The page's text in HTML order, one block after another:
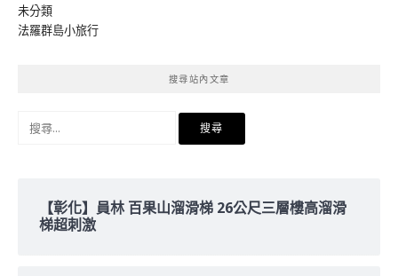
未分類
法羅群島小旅行
搜尋站內文章
【彰化】員林 百果山溜滑梯 26公尺三層樓高溜滑
梯超刺激